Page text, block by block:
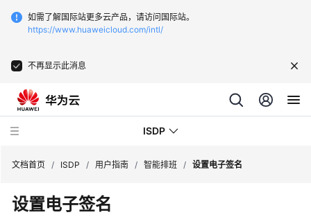
如需了解国际站更多云产品，请访问国际站。
https://www.huaweicloud.com/intl/
不再显示此消息
ISDP
最
文档首页 / ISDP / 用户指南 / 智能排班 / 设置电子签名
设置电子签名